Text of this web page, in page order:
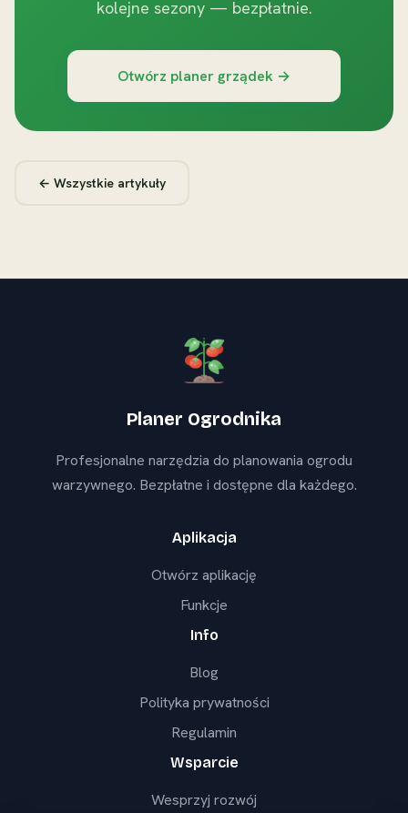
kolejne sezony — bezpłatnie.
Otwórz planer grządek →
← Wszystkie artykuły
Planer Ogrodnika
Profesjonalne narzędzia do planowania ogrodu
warzywnego. Bezpłatne i dostępne dla każdego.
Aplikacja
Otwórz aplikację
Funkcje
Info
Blog
Polityka prywatności
Regulamin
Wsparcie
Wesprzyj rozwój